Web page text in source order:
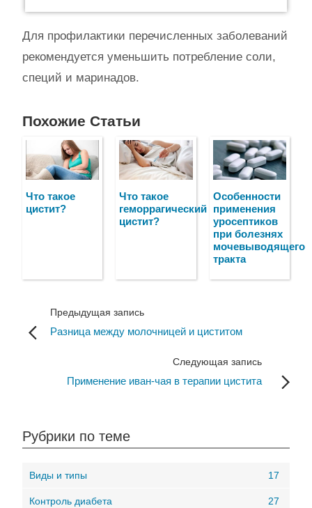
Для профилактики перечисленных заболеваний
рекомендуется уменьшить потребление соли,
специй и маринадов.
Похожие Статьи
Что такое
цистит?
Что такое
геморрагический
цистит?
Особенности
применения
уросептиков
при болезнях
мочевыводящего
тракта
Предыдущая запись
Разница между молочницей и циститом
Следующая запись
Применение иван-чая в терапии цистита
Рубрики по теме
Виды и типы 17
Контроль диабета 27